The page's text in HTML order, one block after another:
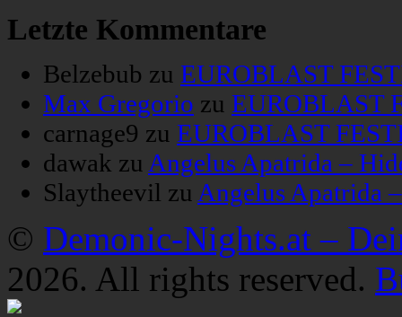
Letzte Kommentare
Belzebub zu EUROBLAST
Max Gregorio zu EUROBLAST
carnage9 zu EUROBLAST
dawak zu Angelus Apatrida –
Slaytheevil zu Angelus Apatrida
© Demonic-Nights.at –
2026. All rights reserved.